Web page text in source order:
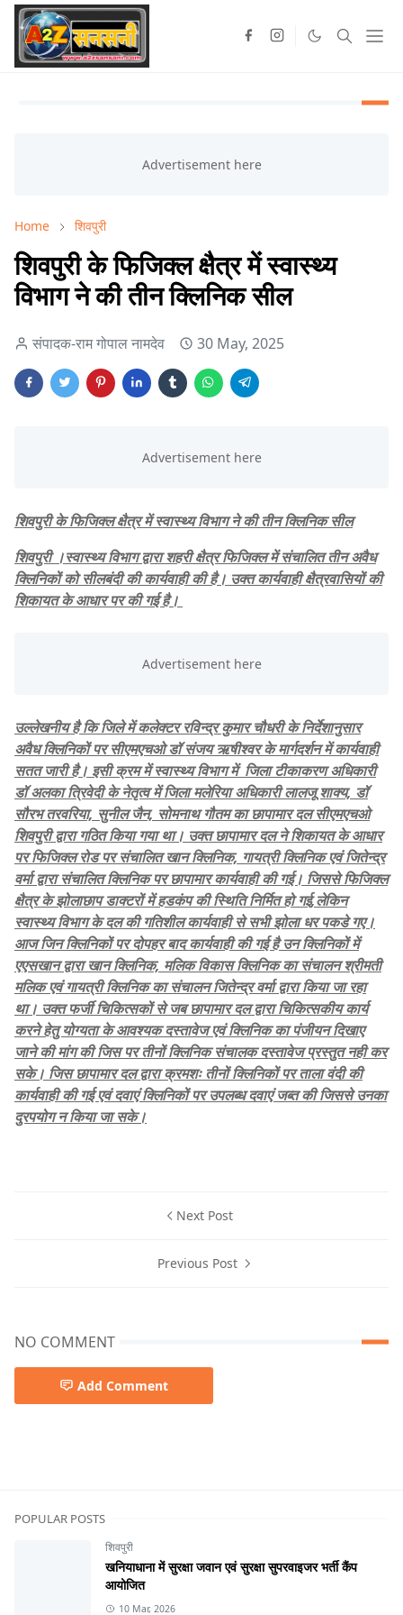
Home शिवपुरी
शिवपुरी के फिजिक्ल क्षैत्र में स्वास्थ्य
विभाग ने की तीन क्लिनिक सील
संपादक-राम गोपाल नामदेव 30 May, 2025
शिवपुरी के फिजिक्ल क्षैत्र में स्वास्थ्य विभाग ने की तीन क्लिनिक सील
शिवपुरी ।स्वास्थ्य विभाग द्वारा शहरी क्षैत्र फिजिक्ल में संचालित तीन अवैध
क्लिनिकों को सीलबंदी की कार्यवाही की है। उक्त कार्यवाही क्षैत्रवासियों की
शिकायत के आधार पर की गई है।
उल्लेखनीय है कि जिले में कलेक्टर रविन्द्र कुमार चौधरी के निर्देशानुसार
अवैध क्लिनिकों पर सीएमएचओ डॉ संजय ऋषीश्वर के मार्गदर्शन में कार्यवाही
सतत जारी है। इसी क्रम में स्वास्थ्य विभाग में जिला टीकाकरण अधिकारी
डॉ अलका त्रिवेदी के नेतृत्व में जिला मलेरिया अधिकारी लालजू शाक्य, डॉ
सौरभ तरवरिया, सुनील जैन, सोमनाथ गौतम का छापामार दल सीएमएचओ
शिवपुरी द्वारा गठित किया गया था। उक्त छापामार दल ने शिकायत के आधार
पर फिजिक्ल रोड पर संचालित खान क्लिनिक, गायत्री क्लिनिक एवं जितेन्द्र
वर्मा द्वारा संचालित क्लिनिक पर छापामार कार्यवाही की गई। जिससे फिजिक्ल
क्षैत्र के झोलाछाप डाक्टरों में हडकंप की स्थिति निर्मित हो गई,लेकिन
स्वास्थ्य विभाग के दल की गतिशील कार्यवाही से सभी झोला धर पकडे गए।
आज जिन क्लिनिकों पर दोपहर बाद कार्यवाही की गई है उन क्लिनिकों में
एएसखान द्वारा खान‌ क्लिनिक, मलिक विकास क्लिनिक का संचालन श्रीमती
मलिक एवं गायत्री क्लिनिक का संचालन जितेन्द्र वर्मा द्वारा किया जा रहा
था। उक्त फर्जी चिकित्सकों से जब छापामार दल द्वारा चिकित्सकीय कार्य
करने हेतु योग्यता के आवश्यक दस्तावेज एवं क्लिनिक का पंजीयन दिखाए
जाने की मांग की जिस पर तीनों क्लिनिक संचालक दस्तावेज प्रस्तुत नही कर
सके। जिस छापामार दल द्वारा क्रमशः तीनों क्लिनिकों पर ताला वंदी की
कार्यवाही की गई एवं दवाएं क्लिनिकों पर उपलब्ध दवाएं जब्त की जिससे उनका
दुरपयोग न किया जा सके।
Next Post
Previous Post
NO COMMENT
Add Comment
POPULAR POSTS
शिवपुरी
खनियाधाना में सुरक्षा जवान एवं सुरक्षा सुपरवाइजर भर्ती कैंप
आयोजित
10 Mar, 2026